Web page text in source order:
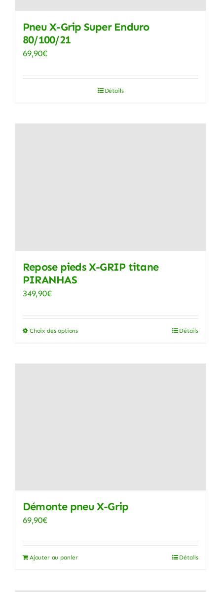
Pneu X-Grip Super Enduro
80/100/21
69,90€
Détails
Repose pieds X-GRIP titane
PIRANHAS
349,90€
Choix des optionsCe
la
page
Détails
Démonte pneu X-Grip
69,90€
Ajouter au panier Détails